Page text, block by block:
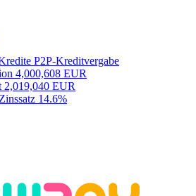
P2P-Kreditvergabe
4,000,608 EUR
2,019,040 EUR
14.6%